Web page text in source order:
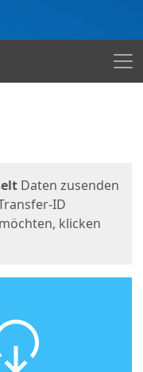
Menü
Daten zusenden
ID
klicken